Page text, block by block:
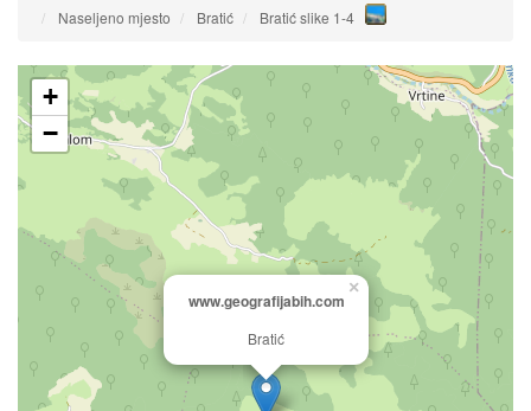
Naseljeno mjesto
Bratić Bratić slike 1-4
www.geografijabih.com
Bratić
×
+
−